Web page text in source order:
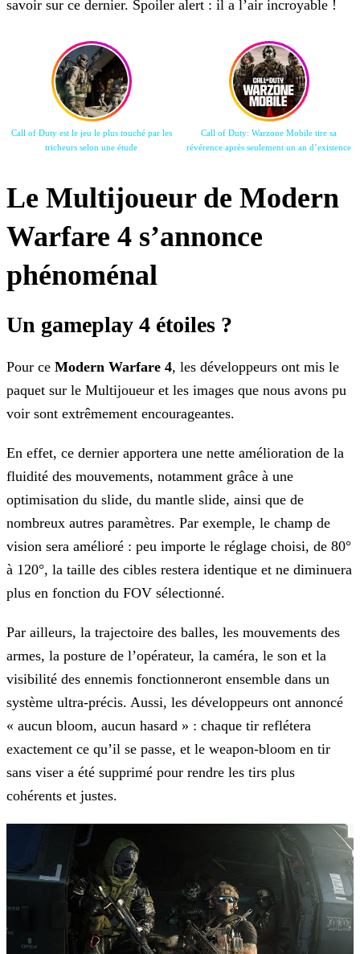
savoir sur ce dernier. Spoiler alert : il a l’air incroyable !
Call of Duty est le jeu le plus touché par les
tricheurs selon une étude
Call of Duty: Warzone Mobile tire sa
révérence après seulement un an d’existence
Le Multijoueur de Modern
Warfare 4 s’annonce
phénoménal
Un gameplay 4 étoiles ?
Pour ce Modern Warfare 4, les développeurs ont mis le
paquet sur le Multijoueur et les images que nous avons pu
voir sont extrêmement encourageantes.
En effet, ce dernier apportera une nette amélioration de la
fluidité des mouvements, notamment grâce à une
optimisation du slide, du mantle slide, ainsi que de
nombreux autres paramètres. Par exemple, le champ de
vision sera amélioré : peu importe le réglage choisi, de 80°
à 120°, la taille des cibles restera identique et ne diminuera
plus en fonction du FOV sélectionné.
Par ailleurs, la trajectoire des balles, les mouvements des
armes, la posture de l’opérateur, la caméra, le son et la
visibilité des ennemis fonctionneront ensemble dans un
système ultra-précis. Aussi, les développeurs ont annoncé
« aucun bloom, aucun hasard » : chaque tir reflétera
exactement ce qu’il se passe, et le weapon-bloom en tir
sans viser a été supprimé pour rendre les tirs plus
cohérents et justes.